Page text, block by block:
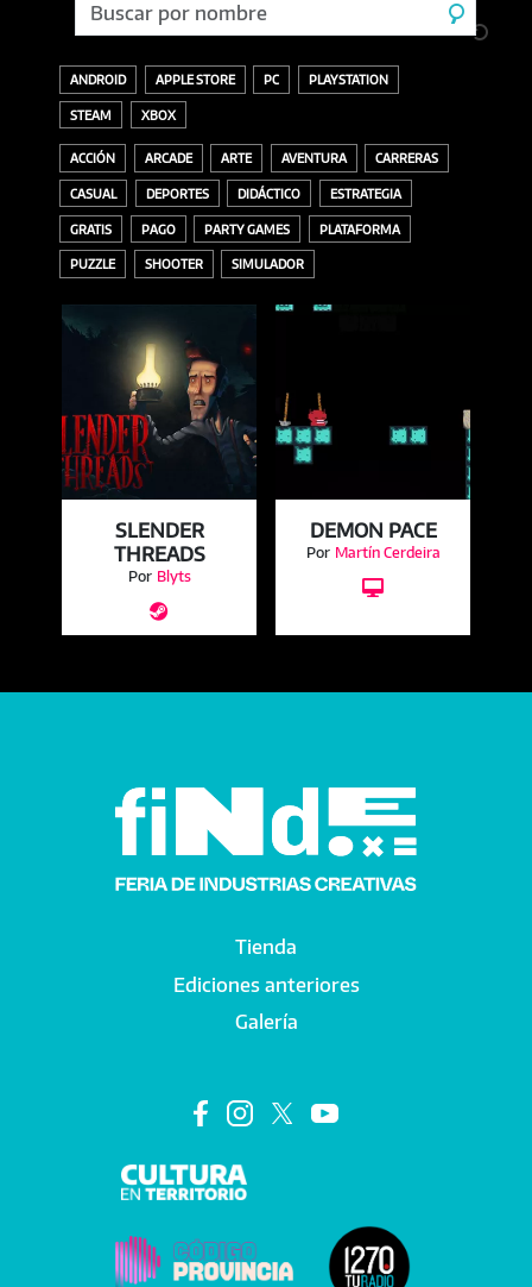
ANDROID APPLE STORE PC PLAYSTATION
STEAM XBOX
ACCIÓN ARCADE ARTE AVENTURA CARRERAS
CASUAL DEPORTES DIDÁCTICO ESTRATEGIA
GRATIS PAGO PARTY GAMES PLATAFORMA
PUZZLE SHOOTER SIMULADOR
SLENDER
THREADS
Por Blyts

DEMON PACE
Por Martín Cerdeira

Tienda
Ediciones anteriores
Galería